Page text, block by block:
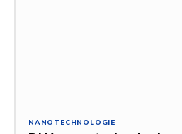
NANOTECHNOLOGIE